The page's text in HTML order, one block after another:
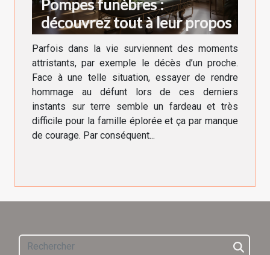
Pompes funèbres :
découvrez tout à leur propos
Parfois dans la vie surviennent des moments
attristants, par exemple le décès d’un proche.
Face à une telle situation, essayer de rendre
hommage au défunt lors de ces derniers
instants sur terre semble un fardeau et très
difficile pour la famille éplorée et ça par manque
de courage. Par conséquent...